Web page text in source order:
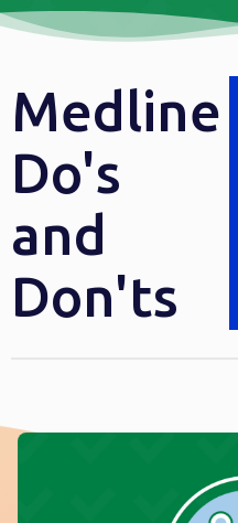
Medline
Do's
and
Don'ts